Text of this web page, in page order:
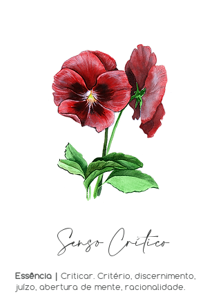
Senso Crítico
Essência |
Criticar. Critério, discernimento,
juízo, abertura de mente, racionalidade.